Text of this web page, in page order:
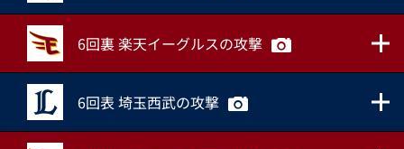
6回裏 楽天イーグルスの攻撃
6回表 埼玉西武の攻撃